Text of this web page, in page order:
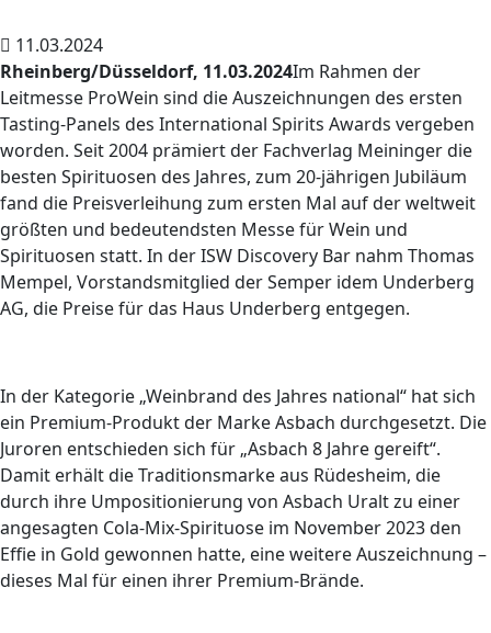
11.03.2024
Rheinberg/Düsseldorf, 11.03.2024Im Rahmen der
Leitmesse ProWein sind die Auszeichnungen des ersten
Tasting-Panels des International Spirits Awards vergeben
worden. Seit 2004 prämiert der Fachverlag Meininger die
besten Spirituosen des Jahres, zum 20-jährigen Jubiläum
fand die Preisverleihung zum ersten Mal auf der weltweit
größten und bedeutendsten Messe für Wein und
Spirituosen statt. In der ISW Discovery Bar nahm Thomas
Mempel, Vorstandsmitglied der Semper idem Underberg
AG, die Preise für das Haus Underberg entgegen.
In der Kategorie „Weinbrand des Jahres national“ hat sich
ein Premium-Produkt der Marke Asbach durchgesetzt. Die
Juroren entschieden sich für „Asbach 8 Jahre gereift“.
Damit erhält die Traditionsmarke aus Rüdesheim, die
durch ihre Umpositionierung von Asbach Uralt zu einer
angesagten Cola-Mix-Spirituose im November 2023 den
Effie in Gold gewonnen hatte, eine weitere Auszeichnung –
dieses Mal für einen ihrer Premium-Brände.